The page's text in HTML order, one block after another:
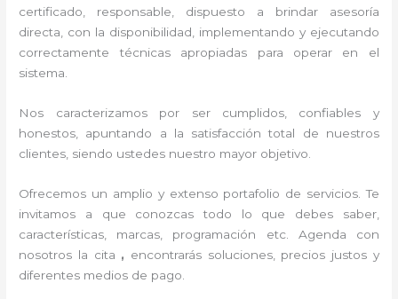
certificado, responsable, dispuesto a brindar asesoría
directa, con la disponibilidad, implementando y ejecutando
correctamente técnicas apropiadas para operar en el
sistema.
Nos caracterizamos por ser cumplidos, confiables y
honestos, apuntando a la satisfacción total de nuestros
clientes, siendo ustedes nuestro mayor objetivo.
Ofrecemos un amplio y extenso portafolio de servicios. Te
invitamos a que conozcas todo lo que debes saber,
características, marcas, programación etc. Agenda con
nosotros la cita , encontrarás soluciones, precios justos y
diferentes medios de pago.